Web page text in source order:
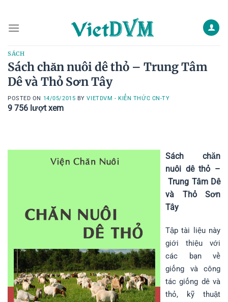
content
SÁCH
Sách chăn nuôi dê thỏ – Trung Tâm
Dê và Thỏ Sơn Tây
POSTED ON 14/05/2015 BYVIETDVM - KIẾN THỨC CN-TY
9 756 lượt xem
Sách chăn
nuôi dê thỏ –
Trung Tâm Dê
và Thỏ Sơn
Tây
Tập tài liệu này
giới thiệu với
các bạn về
giống và công
tác giống dê và
thỏ, kỹ thuật